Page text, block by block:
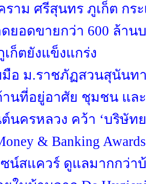
าม ศรีสุนทร ภูเก็ต กร
ดยอดขายกว่า 600 ล้าน
เก็ตยังแข็งแกร่ง
อ ม.ราชภัฏสวนสุนัน
นที่อยู่อาศัย ชุมชน และ
นครหลวง คว้า ‘บริษัท
& Banking
ซน์สแควร์ ดูแลมากกว่า